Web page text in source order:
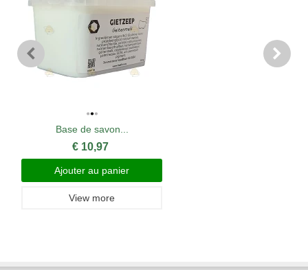
Base de savon...
€ 10,97
Ajouter au panier
View more